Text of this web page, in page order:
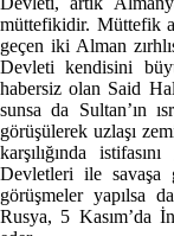
müttefikidir. Müttefik
geçen iki Alman
Devleti kendisini
habersiz olan Said
sunsa da Sultan’ın
görüşülerek uzlaşı
karşılığında
Devletleri ile savaşa
görüşmeler yapılsa
Rusya, 5 Kasım’da